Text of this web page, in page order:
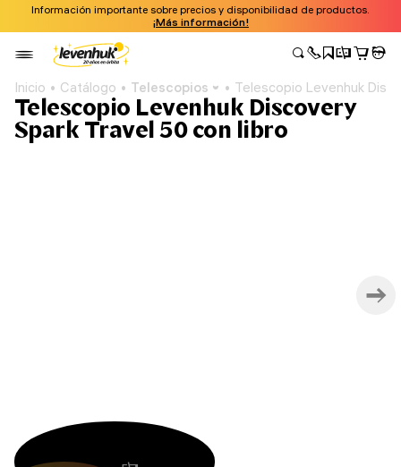
Información importante sobre precios y disponibilidad de productos.
¡Más información!
Inicio Catálogo Telescopios Telescopio Levenhuk
Telescopio Levenhuk Discovery
Spark Travel 50 con libro